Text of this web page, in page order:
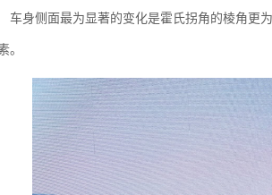
车身侧面最为显著的变化是霍氏拐角的棱角更
。